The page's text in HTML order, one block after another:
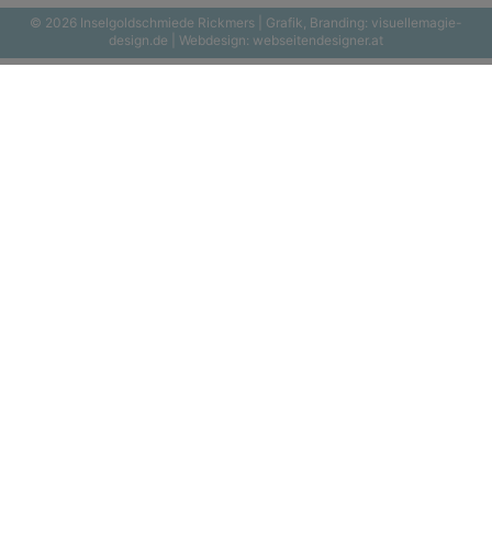
© 2026 Inselgoldschmiede Rickmers | Grafik, Branding: visuellemagie-
design.de | Webdesign: webseitendesigner.at